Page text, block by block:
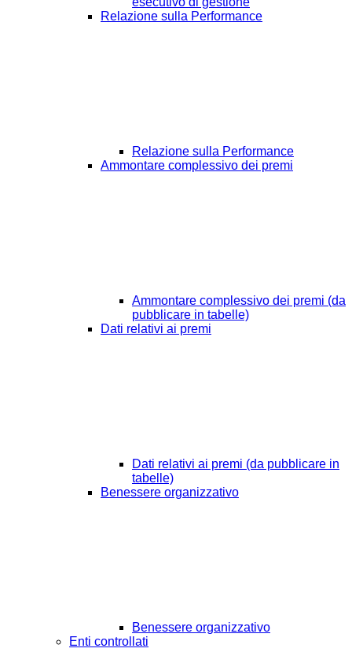
Relazione sulla Performance
Relazione sulla Performance
Ammontare complessivo dei premi
Ammontare complessivo dei premi (da
pubblicare in tabelle)
Dati relativi ai premi
Dati relativi ai premi (da pubblicare in
tabelle)
Benessere organizzativo
Benessere organizzativo
Enti controllati